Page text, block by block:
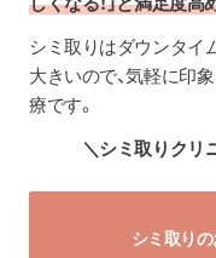
シミ取りはダウンタイ
大きいので、気軽に印
療です。
＼シミ取りクリ
シミ取り